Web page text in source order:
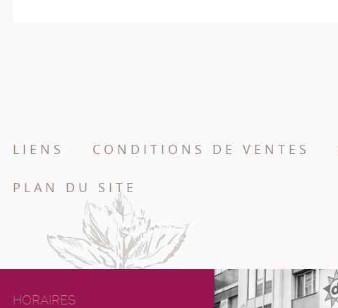
LIENS CONDITIONS DE VENTES
PLAN DU SITE
HORAIRES